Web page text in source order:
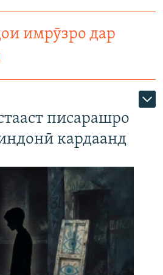
имрӯзро дар
писарашро
кардаанд